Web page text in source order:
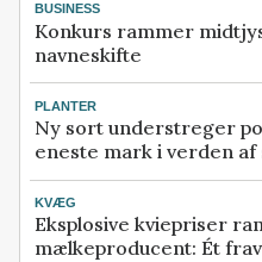
BUSINESS
Konkurs rammer
navneskifte
PLANTER
Ny sort understreger
eneste mark i verden af
KVÆG
Eksplosive kviepriser
mælkeproducent: Ét